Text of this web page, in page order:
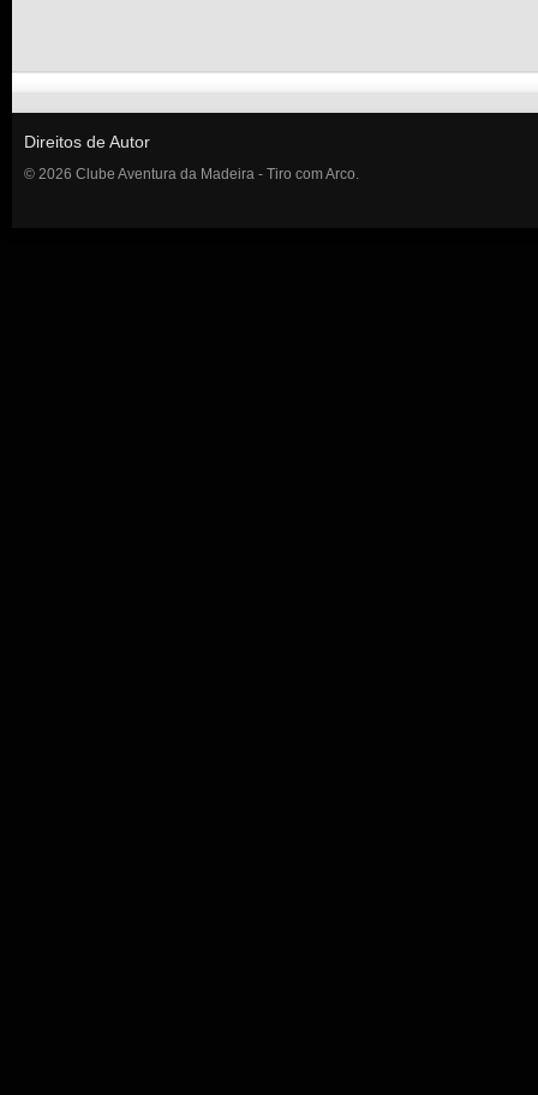
Direitos de Autor
© 2026 Clube Aventura da Madeira - Tiro com Arco.